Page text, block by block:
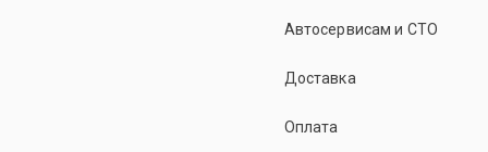
Автосервисам и СТО
Доставка
Оплата